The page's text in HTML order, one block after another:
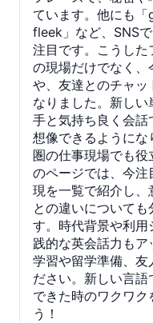
ています。他にも
fleek」など、SNS
注目です。こうし
の現場だけでなく
や、友達とのチャ
なりました。新し
手と気持ち良く会
想像できるように
圏の仕事現場でも役
のページでは、今
現を一覧で紹介し
との違いについても
す。時代背景や利
践的な英会話力も
学習や留学準備、友
ださい。新しい言
できた時のワクワク
う！